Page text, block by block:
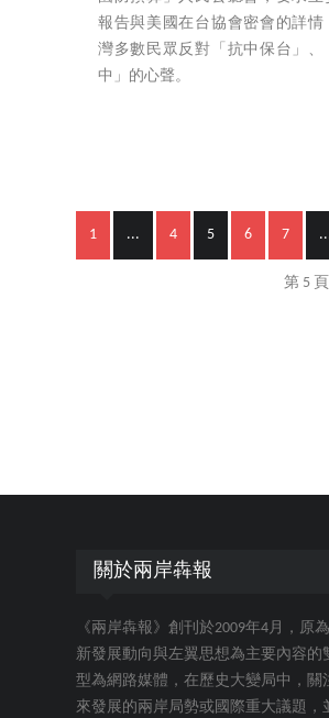
報告與美國在台協會密會的詳情
灣多數民眾反對「抗中保台」、
中」的心聲。
1 ... 4 5 6 7
第 5
關於兩岸犇報
《兩岸犇報》創刊於2009年4月，原
新發展動向與左翼思想為主要內容的
型為網路媒體，在歷史大變局中，關
來發展的兩岸局勢或國際重大議題，